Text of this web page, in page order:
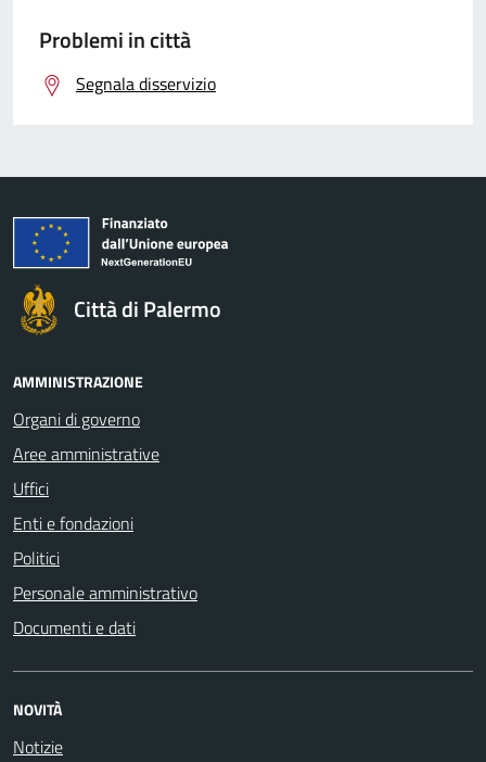
Problemi in città
Segnala disservizio
Città di Palermo
AMMINISTRAZIONE
Organi di governo
Aree amministrative
Uffici
Enti e fondazioni
Politici
Personale amministrativo
Documenti e dati
NOVITÀ
Notizie